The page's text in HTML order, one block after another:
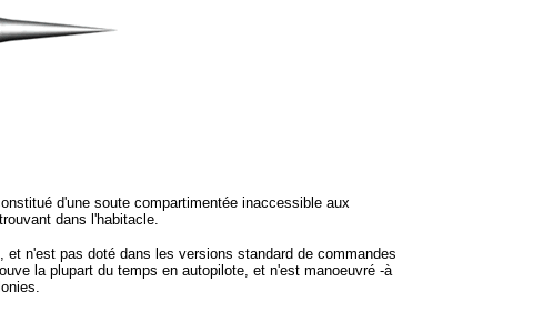
d'une soute compartimentée inaccessible aux
dans l'habitacle.
et n'est pas doté dans les versions standard de commandes
la plupart du temps en autopilote, et n'est manoeuvré -à